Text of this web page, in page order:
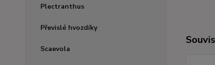
Plectranthus
Převislé hvozdíky
Scaevola